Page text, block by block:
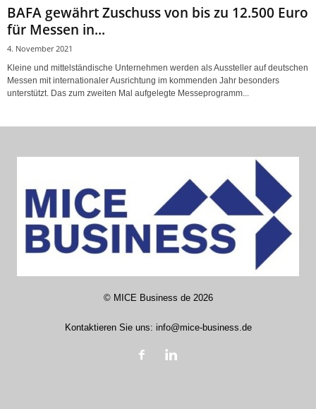
BAFA gewährt Zuschuss von bis zu 12.500 Euro
für Messen in...
4. November 2021
Kleine und mittelständische Unternehmen werden als Aussteller auf deutschen
Messen mit internationaler Ausrichtung im kommenden Jahr besonders
unterstützt. Das zum zweiten Mal aufgelegte Messeprogramm...
© MICE Business de2026
Kontaktieren Sie uns: info@mice-business.de